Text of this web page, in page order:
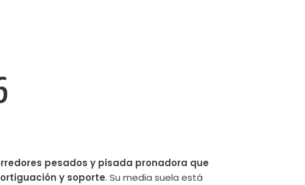
pesados y pisada pronadora que
y soporte. Su media suela está